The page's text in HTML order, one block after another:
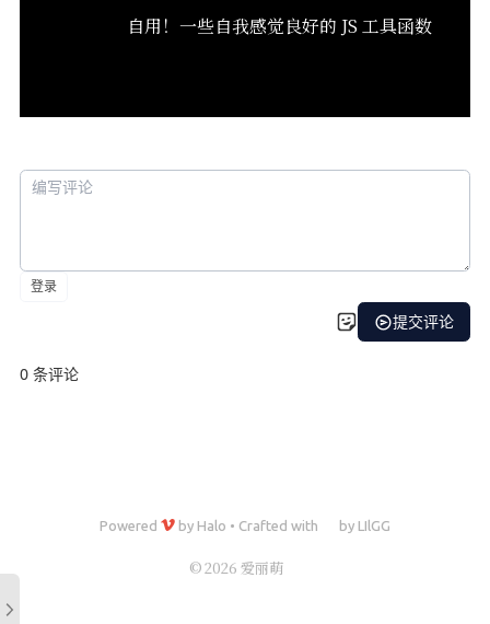
自用！一些自我感觉良好的 JS 工具函数
Powered by Halo • Crafted with by LIlGG
© 2026 爱丽萌